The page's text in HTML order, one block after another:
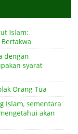
Islam:
dengan
syarat
Orang Tua
Islam, sementara
akan